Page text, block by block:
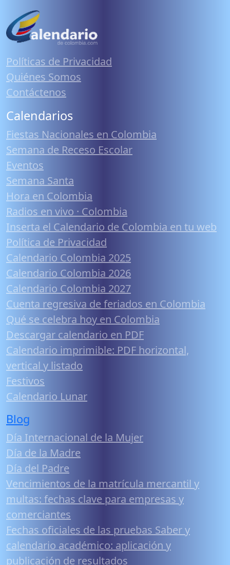
Políticas de Privacidad
Quiénes Somos
Contáctenos
Calendarios
Fiestas Nacionales en Colombia
Semana de Receso Escolar
Eventos
Semana Santa
Hora en Colombia
Radios en vivo · Colombia
Inserta el Calendario de Colombia en tu web
Política de Privacidad
Calendario Colombia 2025
Calendario Colombia 2026
Calendario Colombia 2027
Cuenta regresiva de feriados en Colombia
Qué se celebra hoy en Colombia
Descargar calendario en PDF
Calendario imprimible: PDF horizontal,
vertical y listado
Festivos
Calendario Lunar
Blog
Día Internacional de la Mujer
Día de la Madre
Día del Padre
Vencimientos de la matrícula mercantil y
multas: fechas clave para empresas y
comerciantes
Fechas oficiales de las pruebas Saber y
calendario académico: aplicación y
publicación de resultados